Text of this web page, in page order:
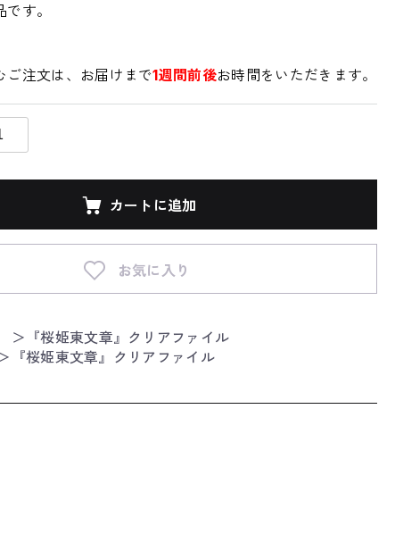
す。
注文は、お届けまで1週間前後お時間をいただきます。
カートに追加
お気に入り
＞ 『桜姫東文章』クリアファイル
『桜姫東文章』クリアファイル